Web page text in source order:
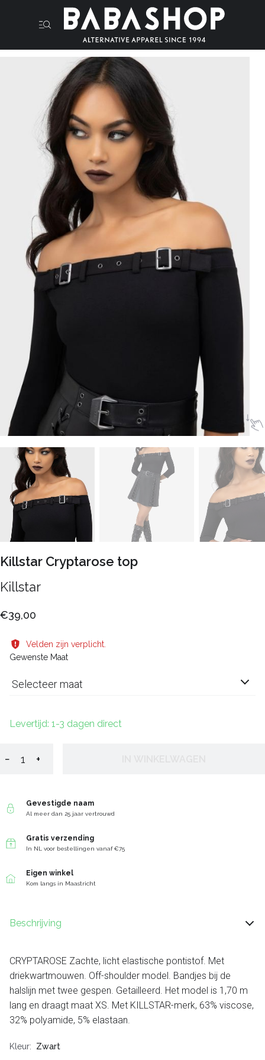
Killstar Cryptarose top
Killstar
€39,00
Velden zijn verplicht.
Gewenste Maat
Selecteer maat
Levertijd: 1-3 dagen direct
− +
Gevestigde naam
Al meer dan 25 jaar vertrouwd
Gratis verzending
In NL voor bestellingen vanaf €75
Eigen winkel
Kom langs in Maastricht
Beschrijving
CRYPTAROSE Zachte, licht elastische pontistof. Met
driekwartmouwen. Off-shoulder model. Bandjes bij de
halslijn met twee gespen. Getailleerd. Het model is 1,70 m
lang en draagt ​​maat XS. Met KILLSTAR-merk, 63% viscose,
32% polyamide, 5% elastaan.
Kleur Zwart